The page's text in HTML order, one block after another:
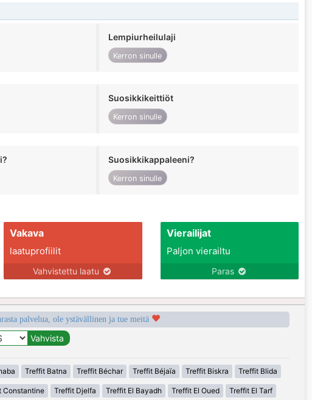
Lempiurheilulaji
Kerron sinulle
Suosikkikeittiöt
Kerron sinulle
Suosikkikappaleeni?
Kerron sinulle
Vakava
laatuprofiilit
Vahvistettu laatu
Vierailijat
Paljon vierailtu
Paras
palvelua, ole ystävällinen ja tue meitä
Treffit Batna Treffit Béchar Treffit Béjaïa Treffit Biskra Treffit Blida
Constantine Treffit Djelfa Treffit El Bayadh Treffit El Oued Treffit El Tarf